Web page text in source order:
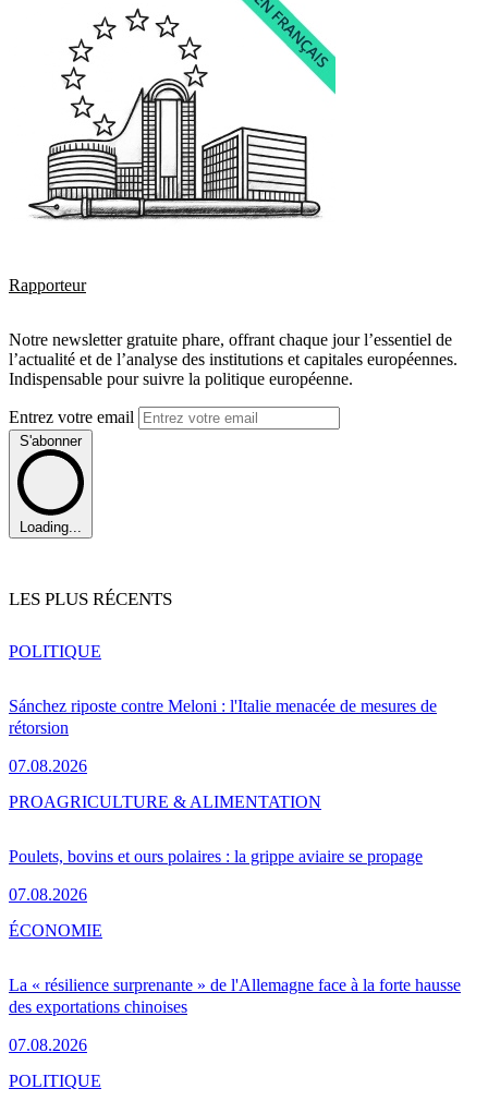
Rapporteur
Notre newsletter gratuite phare, offrant chaque jour l’essentiel de
l’actualité et de l’analyse des institutions et capitales européennes.
Indispensable pour suivre la politique européenne.
Entrez votre email
S'abonner
Loading...
LES PLUS RÉCENTS
Sánchez riposte contre Meloni : l'Italie menacée de mesures de
rétorsion
07.08.2026
POLITIQUE
Poulets, bovins et ours polaires : la grippe aviaire se propage
07.08.2026
PROAGRICULTURE & ALIMENTATION
La « résilience surprenante » de l'Allemagne face à la forte hausse
des exportations chinoises
07.08.2026
ÉCONOMIE
POLITIQUE